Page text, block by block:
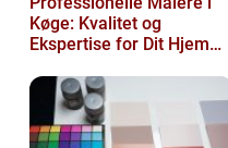
Køge: Kvalitet og
Ekspertise for Dit Hjem